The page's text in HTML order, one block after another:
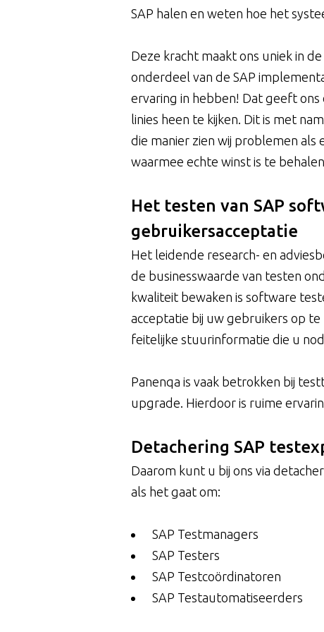
SAP halen en weten hoe het
Deze kracht maakt ons uniek in
onderdeel van de SAP
ervaring in hebben! Dat geeft
linies heen te kijken. Dit is met
die manier zien wij problemen als
waarmee echte winst is te
Het testen van SAP
gebruikersacceptatie
Het leidende research- en
de businesswaarde van testen
kwaliteit bewaken is software
acceptatie bij uw gebruikers op
feitelijke stuurinformatie die u
Panenqa is vaak betrokken bij
upgrade. Hierdoor is ruime
Detachering SAP
Daarom kunt u bij ons via
als het gaat om:
SAP Testmanagers
SAP Testers
SAP Testcoördinatoren
SAP Testautomatiseerders